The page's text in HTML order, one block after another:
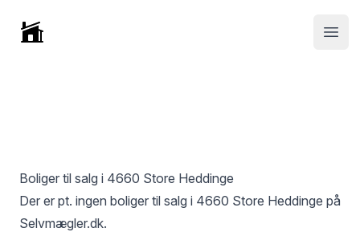
Selvmægler
Boliger til salg i 4660 Store Heddinge
Der er pt. ingen boliger til salg i 4660 Store Heddinge på
Selvmægler.dk.